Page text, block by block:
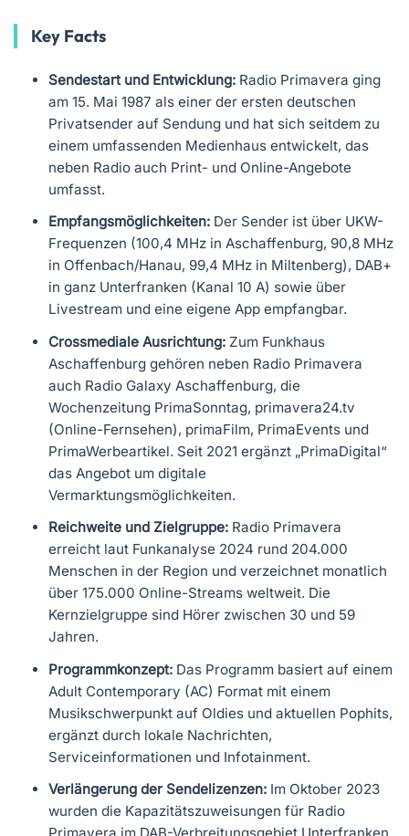
Key Facts
Sendestart und Entwicklung: Radio Primavera ging
am 15. Mai 1987 als einer der ersten deutschen
Privatsender auf Sendung und hat sich seitdem zu
einem umfassenden Medienhaus entwickelt, das
neben Radio auch Print- und Online-Angebote
umfasst.
Empfangsmöglichkeiten: Der Sender ist über UKW-
Frequenzen (100,4 MHz in Aschaffenburg, 90,8 MHz
in Offenbach/Hanau, 99,4 MHz in Miltenberg), DAB+
in ganz Unterfranken (Kanal 10 A) sowie über
Livestream und eine eigene App empfangbar.
Crossmediale Ausrichtung: Zum Funkhaus
Aschaffenburg gehören neben Radio Primavera
auch Radio Galaxy Aschaffenburg, die
Wochenzeitung PrimaSonntag, primavera24.tv
(Online-Fernsehen), primaFilm, PrimaEvents und
PrimaWerbeartikel. Seit 2021 ergänzt „PrimaDigital“
das Angebot um digitale
Vermarktungsmöglichkeiten.
Reichweite und Zielgruppe: Radio Primavera
erreicht laut Funkanalyse 2024 rund 204.000
Menschen in der Region und verzeichnet monatlich
über 175.000 Online-Streams weltweit. Die
Kernzielgruppe sind Hörer zwischen 30 und 59
Jahren.
Programmkonzept: Das Programm basiert auf einem
Adult Contemporary (AC) Format mit einem
Musikschwerpunkt auf Oldies und aktuellen Pophits,
ergänzt durch lokale Nachrichten,
Serviceinformationen und Infotainment.
Verlängerung der Sendelizenzen: Im Oktober 2023
wurden die Kapazitätszuweisungen für Radio